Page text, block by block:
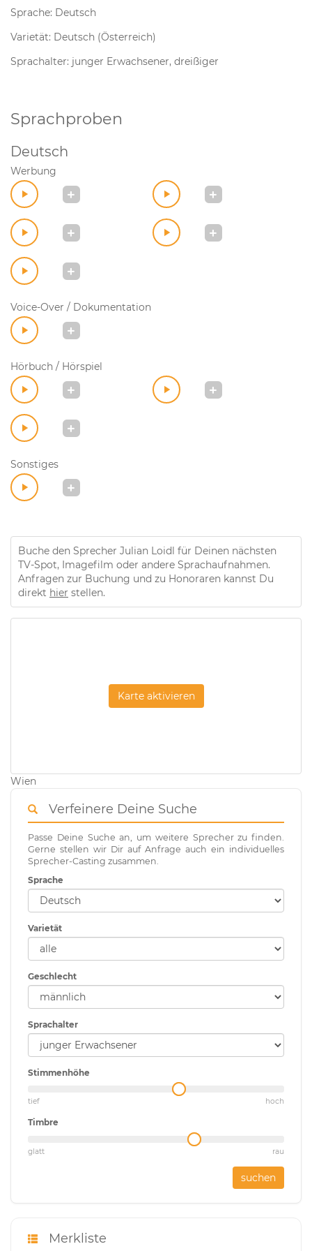
Sprache: Deutsch
Varietät: Deutsch (Österreich)
Sprachalter: junger Erwachsener, dreißiger
Sprachproben
Deutsch
Werbung
Voice-Over / Dokumentation
Hörbuch / Hörspiel
Sonstiges
Buche den Sprecher Julian Loidl für Deinen nächsten
TV-Spot, Imagefilm oder andere Sprachaufnahmen.
Anfragen zur Buchung und zu Honoraren kannst Du
direkt hier stellen.
Karte aktivieren
Wien
Verfeinere Deine Suche
Passe Deine Suche an, um weitere Sprecher zu finden.
Gerne stellen wir Dir auf Anfrage auch ein individuelles
Sprecher-Casting zusammen.
Sprache
Varietät
Geschlecht
Sprachalter
Stimmenhöhe
tief hoch
Timbre
glatt rau
suchen
Merkliste